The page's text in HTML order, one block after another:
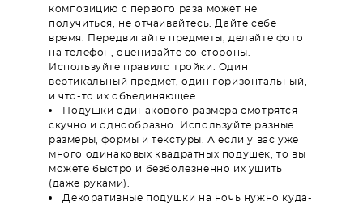
композицию с первого раза может не
получиться, не отчаивайтесь. Дайте себе
время. Передвигайте предметы, делайте фото
на телефон, оценивайте со стороны.
Используйте правило тройки. Один
вертикальный предмет, один горизонтальный,
и что-то их объединяющее.
Подушки одинакового размера смотрятся
скучно и однообразно. Используйте разные
размеры, формы и текстуры. А если у вас уже
много одинаковых квадратных подушек, то вы
можете быстро и безболезненно их ушить
(даже руками).
Декоративные подушки на ночь нужно куда-